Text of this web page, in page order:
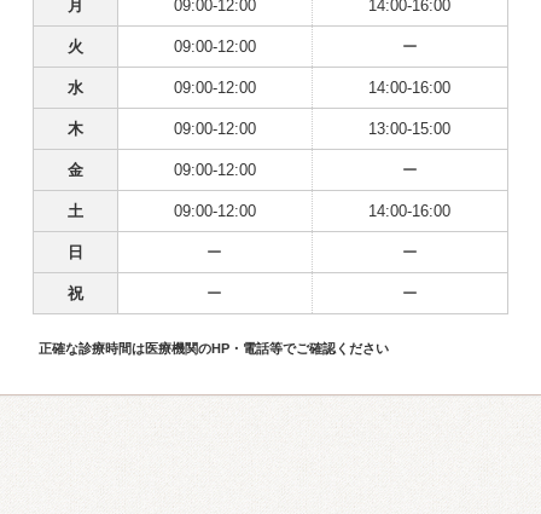
月 09:00-12:00 14:00-16:00
火 09:00-12:00 ー
水 09:00-12:00 14:00-16:00
木 09:00-12:00 13:00-15:00
金 09:00-12:00 ー
土 09:00-12:00 14:00-16:00
日 ー ー
祝 ー ー
正確な診療時間は医療機関のHP・電話等でご確認ください